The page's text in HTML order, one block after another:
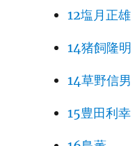
12塩月正雄
14猪飼隆明
14草野信男
15豊田利幸